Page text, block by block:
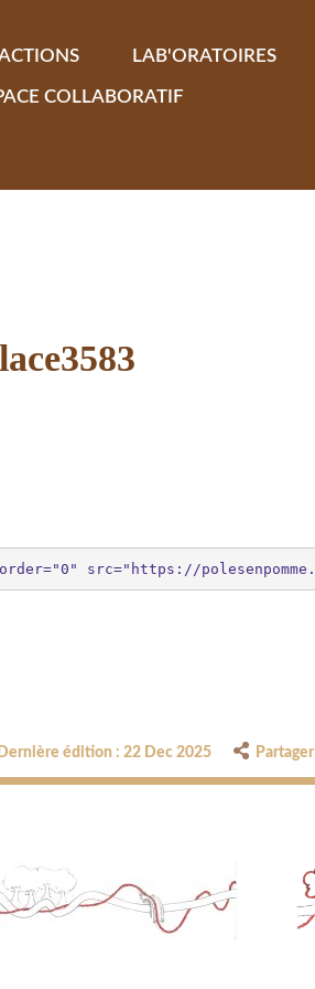
LAB'ORATOIRES
COLLABORATIF
Dernière édition : 22 Dec 2025 Partager